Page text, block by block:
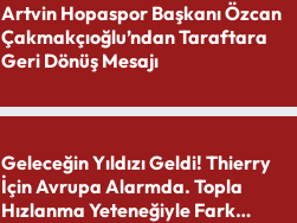
Artvin Hopaspor Başkanı Özcan
Çakmakçıoğlu’ndan Taraftara
Geri Dönüş Mesajı
Geleceğin Yıldızı Geldi! Thierry
İçin Avrupa Alarmda. Topla
Hızlanma Yeteneğiyle Fark